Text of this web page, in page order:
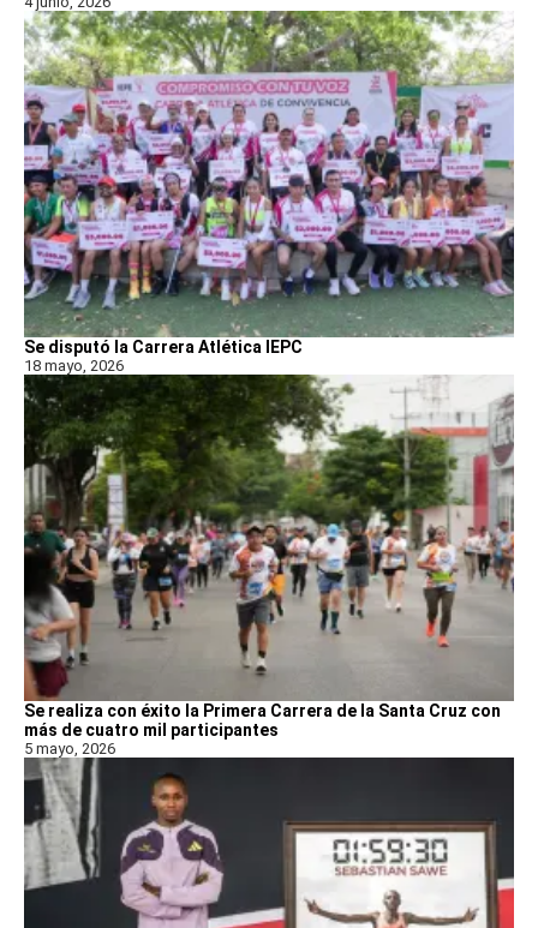
Se disputó la Carrera Atlética IEPC
18 mayo, 2026
Se realiza con éxito la Primera Carrera de la Santa Cruz con
más de cuatro mil participantes
5 mayo, 2026